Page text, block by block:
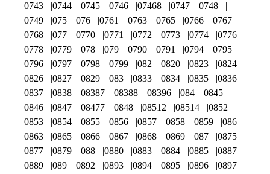
0743
0744 0745 0746 07468 0747
0748
0749
075 076 0761 0763 0765 0766
0767
0768
077 0770 0771 0772 0773 0774
0776
0778
0779 078 079 0790 0791 0794
0795
0796
0797 0798 0799 082 0820 0823
0824
0826
0827 0829 083 0833 0834 0835
0836
0837
0838 08387 08388 08396 084
0845
0846
0847 08477 0848 08512 08514
0852
0853
0854 0855 0856 0857 0858 0859
086
0863
0865 0866 0867 0868 0869 087
0875
0877
0879 088 0880 0883 0884 0885
0887
0889
089 0892 0893 0894 0895 0896
0897